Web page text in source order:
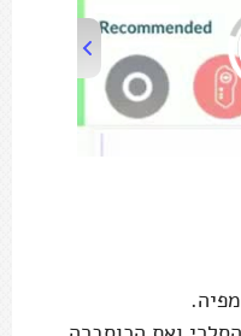
ואת הכוסברה
המופשר